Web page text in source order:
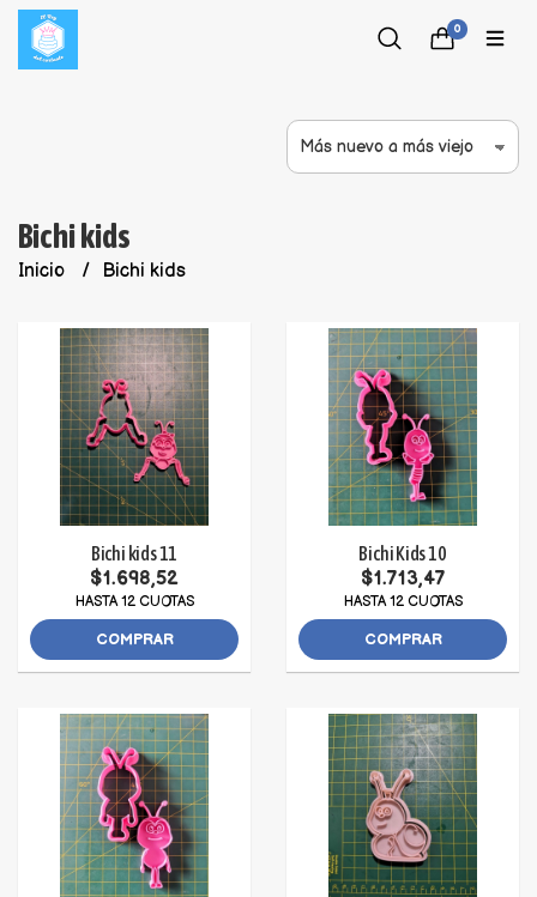
0
Bichi kids
Inicio Bichi kids
Bichi kids 11
$1.698,52
HASTA 12 CUOTAS
COMPRAR
Bichi Kids 10
$1.713,47
HASTA 12 CUOTAS
COMPRAR